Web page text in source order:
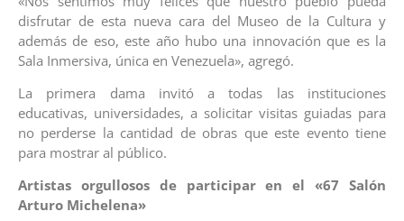
disfrutar de esta nueva cara del Museo de la Cultura y
además de eso, este año hubo una innovación que es la
Sala Inmersiva, única en Venezuela», agregó.
La primera dama invitó a todas las instituciones
educativas, universidades, a solicitar visitas guiadas para
no perderse la cantidad de obras que este evento tiene
para mostrar al público.
Artistas orgullosos de participar en el «67 Salón
Arturo Michelena»